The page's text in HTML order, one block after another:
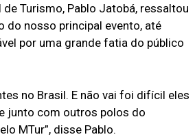
Turismo, Pablo Jatobá, ressaltou
do nosso principal evento, até
por uma grande fatia do público
no Brasil. E não vai foi difícil eles
junto com outros polos do
MTur”, disse Pablo.